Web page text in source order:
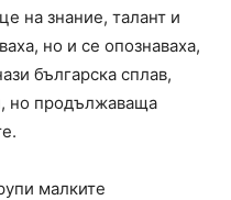
на знание, талант и
но и се опознаваха,
българска сплав,
но продължаваща
малките